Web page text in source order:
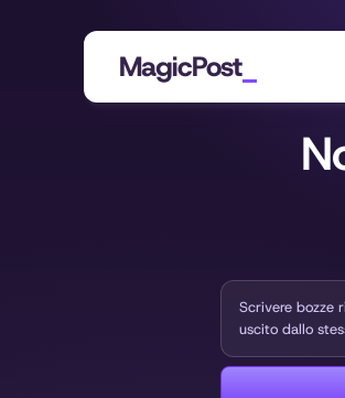
MagicPost
Scrivere bozze
uscito dallo